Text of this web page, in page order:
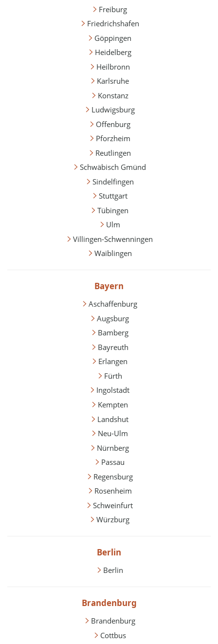
Freiburg
Friedrichshafen
Göppingen
Heidelberg
Heilbronn
Karlsruhe
Konstanz
Ludwigsburg
Offenburg
Pforzheim
Reutlingen
Schwäbisch Gmünd
Sindelfingen
Stuttgart
Tübingen
Ulm
Villingen-Schwenningen
Waiblingen
Bayern
Aschaffenburg
Augsburg
Bamberg
Bayreuth
Erlangen
Fürth
Ingolstadt
Kempten
Landshut
Neu-Ulm
Nürnberg
Passau
Regensburg
Rosenheim
Schweinfurt
Würzburg
Berlin
Berlin
Brandenburg
Brandenburg
Cottbus